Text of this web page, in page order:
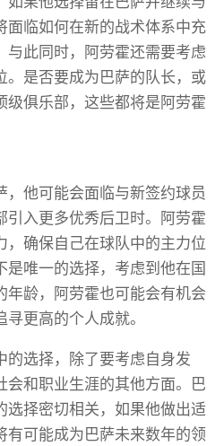
面临如何在新的战术体系中充
与此同时，阿劳霍还需要考虑
。是否要成为巴萨的队长，或
级俱乐部，这些都将是阿劳霍
他可能会面临与新签约球员
引入更多优秀后卫时。阿劳霍
，确保自己在球队中的主力位
是唯一的选择，考虑到他在国
年龄，阿劳霍也可能会有机会
更高的个人成就。
的选择，除了要考虑自身发
会和职业生涯的其他方面。巴
选择密切相关，如果他做出适
有可能成为巴萨未来数年的领